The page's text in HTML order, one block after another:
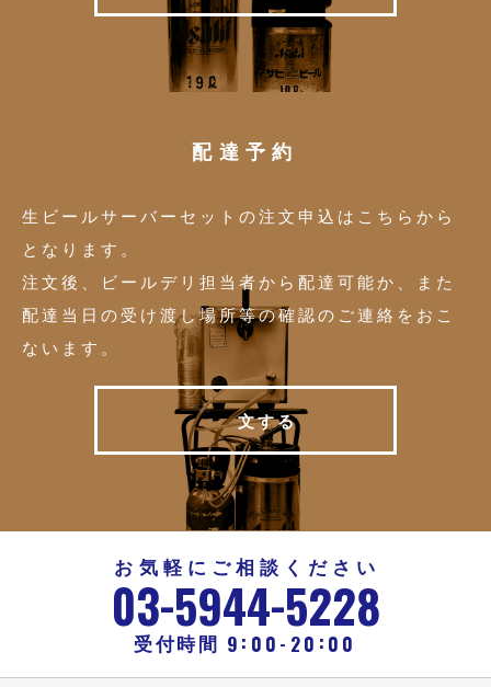
配達予約
生ビールサーバーセットの注文申込はこちらから
となります。
注文後、ビールデリ担当者から配達可能か、また
配達当日の受け渡し場所等の確認のご連絡をおこ
ないます。
注文する
お気軽にご相談ください
03-5944-5228
受付時間 9 : 00 - 20 : 00